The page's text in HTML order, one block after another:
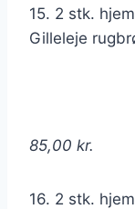
15. 2 stk.
Gilleleje
85,00 kr.
16. 2 stk.